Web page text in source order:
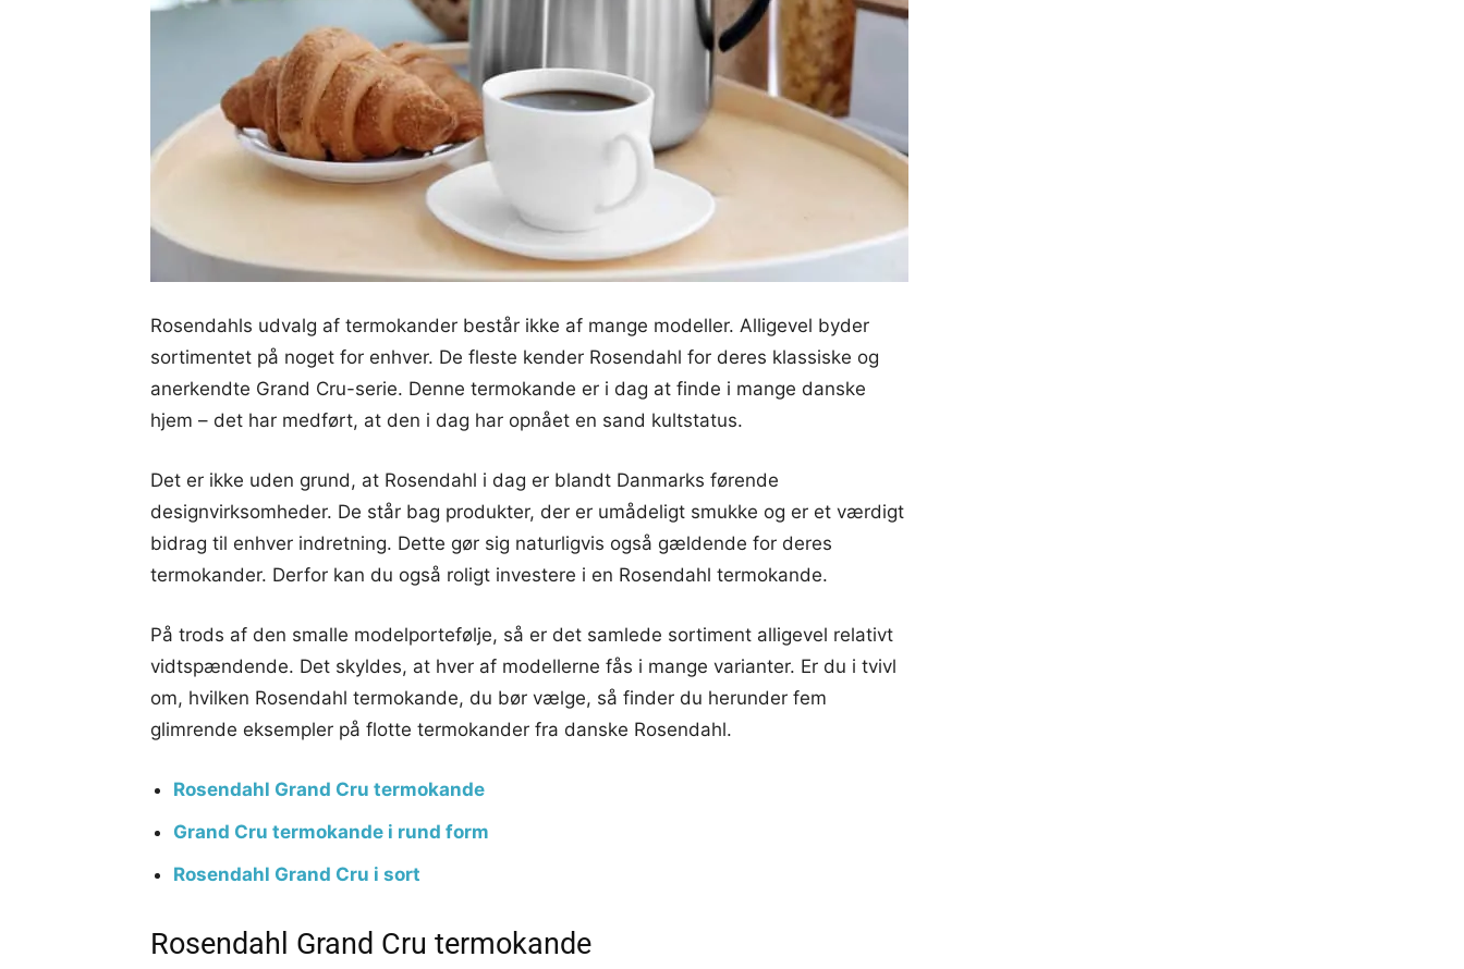
Rosendahls udvalg af termokander består ikke af mange modeller. Alligevel byder
sortimentet på noget for enhver. De fleste kender Rosendahl for deres klassiske og
anerkendte Grand Cru-serie. Denne termokande er i dag at finde i mange danske
hjem – det har medført, at den i dag har opnået en sand kultstatus.
Det er ikke uden grund, at Rosendahl i dag er blandt Danmarks førende
designvirksomheder. De står bag produkter, der er umådeligt smukke og er et værdigt
bidrag til enhver indretning. Dette gør sig naturligvis også gældende for deres
termokander. Derfor kan du også roligt investere i en Rosendahl termokande.
På trods af den smalle modelportefølje, så er det samlede sortiment alligevel relativt
vidtspændende. Det skyldes, at hver af modellerne fås i mange varianter. Er du i tvivl
om, hvilken Rosendahl termokande, du bør vælge, så finder du herunder fem
glimrende eksempler på flotte termokander fra danske Rosendahl.
Rosendahl Grand Cru termokande
Grand Cru termokande i rund form
Rosendahl Grand Cru i sort
Rosendahl Grand Cru termokande